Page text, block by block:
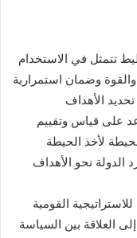
تتمثل في الاستخدام
وضمان استمرارية
الأهداف
على قياس وتقييم
لأخذ الحيطة
الدولة نحو الأهداف
القومية
العلاقة بين السياسة